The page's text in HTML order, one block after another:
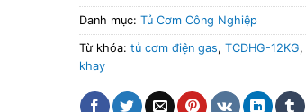
Danh mục: Tủ Cơm Công Nghiệp
Từ khóa: tủ cơm điện gas, TCDHG-12KG,
khay